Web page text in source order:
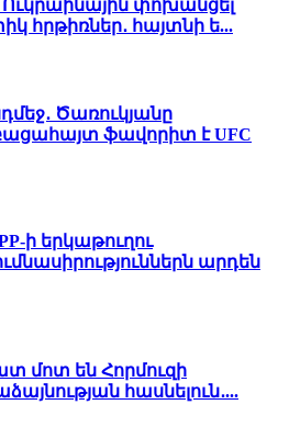
փոխանցել
հրթիռներ․ հայտնի ե...
Ծառուկյանը
ֆավորիտ է UFC
ի երկաթուղու
արդեն
մոտ են Հորմուզի
հասնելուն․...